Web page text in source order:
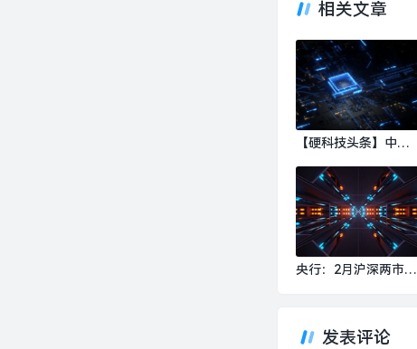
相关文章
【硬科技头条】中国
国芯片 FTDI 跨国并
购何以崩盘？|界面新
闻
央行：2月沪深两市日
发表评论